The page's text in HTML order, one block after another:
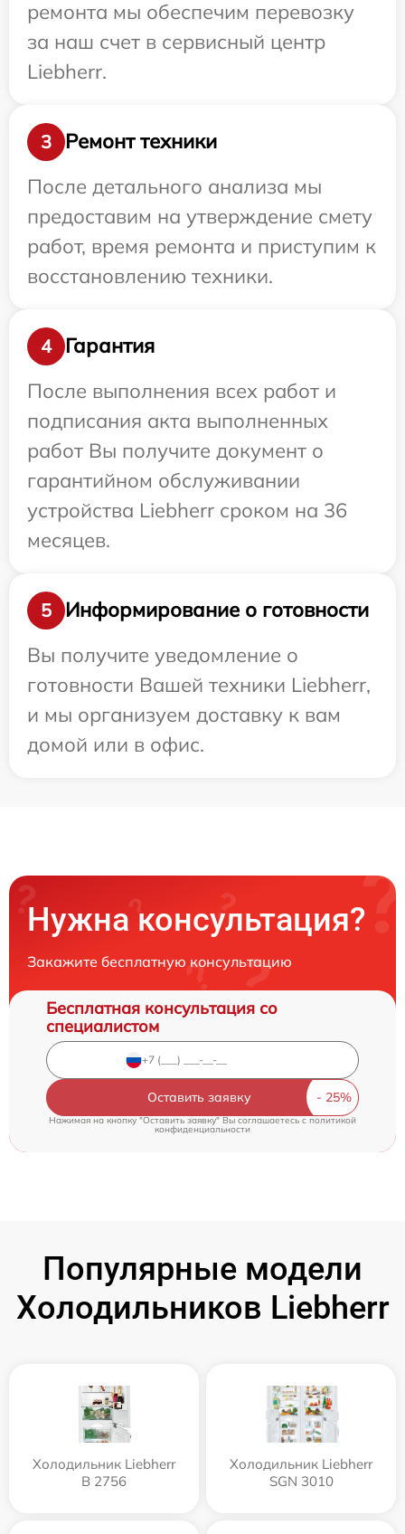
ремонта мы обеспечим перевозку
за наш счет в сервисный центр
Liebherr.
3
Ремонт техники
После детального анализа мы
предоставим на утверждение смету
работ, время ремонта и приступим к
восстановлению техники.
4
Гарантия
После выполнения всех работ и
подписания акта выполненных
работ Вы получите документ о
гарантийном обслуживании
устройства Liebherr сроком на 36
месяцев.
5
Информирование о готовности
Вы получите уведомление о
готовности Вашей техники Liebherr,
и мы организуем доставку к вам
домой или в офис.
Нужна консультация?
Закажите бесплатную консультацию
Бесплатная консультация со
специалистом
Оставить заявку
Нажимая на кнопку "Оставить заявку" Вы соглашаетесь cполитикой
конфиденциальности
Популярные модели
Холодильников Liebherr
Холодильник Liebherr
B 2756
Холодильник Liebherr
SGN 3010